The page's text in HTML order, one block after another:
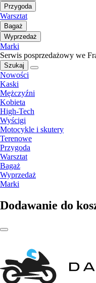
Przygoda
Warsztat
Bagaż
Wyprzedaż
Marki
Serwis posprzedażowy we
Szukaj
Nowości
Kaski
Mężczyźni
Kobieta
High-Tech
Wyścigi
Motocykle i skutery
Terenowe
Przygoda
Warsztat
Bagaż
Wyprzedaż
Marki
Dodawanie do